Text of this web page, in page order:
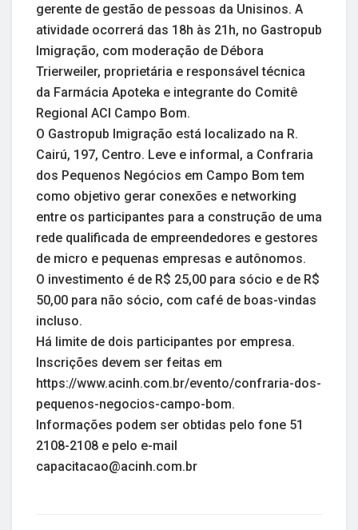
gerente de gestão de pessoas da Unisinos. A
atividade ocorrerá das 18h às 21h, no Gastropub
Imigração, com moderação de Débora
Trierweiler, proprietária e responsável técnica
da Farmácia Apoteka e integrante do Comitê
Regional ACI Campo Bom.
O Gastropub Imigração está localizado na R.
Cairú, 197, Centro. Leve e informal, a Confraria
dos Pequenos Negócios em Campo Bom tem
como objetivo gerar conexões e networking
entre os participantes para a construção de uma
rede qualificada de empreendedores e gestores
de micro e pequenas empresas e autônomos.
O investimento é de R$ 25,00 para sócio e de R$
50,00 para não sócio, com café de boas-vindas
incluso.
Há limite de dois participantes por empresa.
Inscrições devem ser feitas em
https://www.acinh.com.br/evento/confraria-dos-
pequenos-negocios-campo-bom.
Informações podem ser obtidas pelo fone 51
2108-2108 e pelo e-mail
capacitacao@acinh.com.br